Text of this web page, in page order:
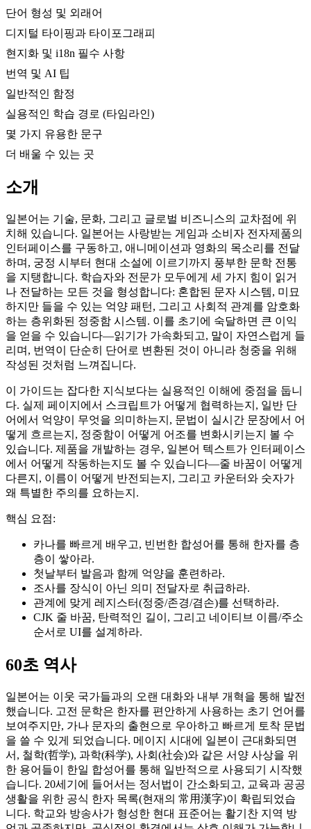
단어 형성 및 외래어
디지털 타이핑과 타이포그래피
현지화 및 i18n 필수 사항
번역 및 AI 팁
일반적인 함정
실용적인 학습 경로 (타임라인)
몇 가지 유용한 문구
더 배울 수 있는 곳
소개
일본어는 기술, 문화, 그리고 글로벌 비즈니스의 교차점에 위
치해 있습니다. 일본어는 사랑받는 게임과 소비자 전자제품의
인터페이스를 구동하고, 애니메이션과 영화의 목소리를 전달
하며, 궁정 시부터 현대 소설에 이르기까지 풍부한 문학 전통
을 지탱합니다. 학습자와 전문가 모두에게 세 가지 힘이 읽거
나 전달하는 모든 것을 형성합니다: 혼합된 문자 시스템, 미묘
하지만 들을 수 있는 억양 패턴, 그리고 사회적 관계를 암호화
하는 층위화된 정중함 시스템. 이를 초기에 숙달하면 큰 이익
을 얻을 수 있습니다—읽기가 가속화되고, 말이 자연스럽게 들
리며, 번역이 단순히 단어로 변환된 것이 아니라 청중을 위해
작성된 것처럼 느껴집니다.
이 가이드는 잡다한 지식보다는 실용적인 이해에 중점을 둡니
다. 실제 페이지에서 스크립트가 어떻게 협력하는지, 일반 단
어에서 억양이 무엇을 의미하는지, 문법이 실시간 문장에서 어
떻게 흐르는지, 정중함이 어떻게 어조를 변화시키는지 볼 수
있습니다. 제품을 개발하는 경우, 일본어 텍스트가 인터페이스
에서 어떻게 작동하는지도 볼 수 있습니다—줄 바꿈이 어떻게
다른지, 이름이 어떻게 반전되는지, 그리고 카운터와 숫자가
왜 특별한 주의를 요하는지.
핵심 요점:
카나를 빠르게 배우고, 빈번한 합성어를 통해 한자를 층
층이 쌓아라.
첫날부터 발음과 함께 억양을 훈련하라.
조사를 장식이 아닌 의미 전달자로 취급하라.
관계에 맞게 레지스터(정중/존경/겸손)를 선택하라.
CJK 줄 바꿈, 탄력적인 길이, 그리고 네이티브 이름/주소
순서로 UI를 설계하라.
60초 역사
일본어는 이웃 국가들과의 오랜 대화와 내부 개혁을 통해 발전
했습니다. 고전 문학은 한자를 편안하게 사용하는 초기 언어를
보여주지만, 가나 문자의 출현으로 우아하고 빠르게 토착 문법
을 쓸 수 있게 되었습니다. 메이지 시대에 일본이 근대화되면
서, 철학(哲学), 과학(科学), 사회(社会)와 같은 서양 사상을 위
한 용어들이 한일 합성어를 통해 일반적으로 사용되기 시작했
습니다. 20세기에 들어서는 정서법이 간소화되고, 교육과 공공
생활을 위한 공식 한자 목록(현재의 常用漢字)이 확립되었습
니다. 학교와 방송사가 형성한 현대 표준어는 활기찬 지역 방